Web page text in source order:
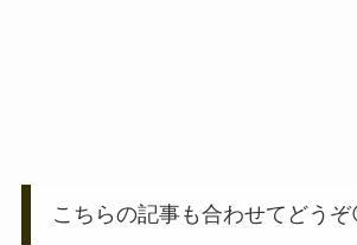
こちらの記事も合わせてどうぞ